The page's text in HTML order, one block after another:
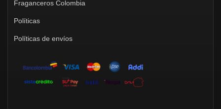
Fraganceros Colombia
Políticas
Políticas de envíos